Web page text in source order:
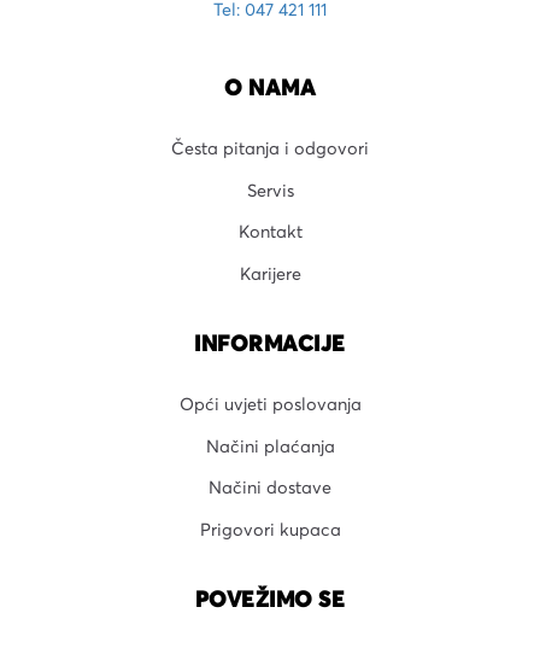
Tel: 047 421 111
O NAMA
Česta pitanja i odgovori
Servis
Kontakt
Karijere
INFORMACIJE
Opći uvjeti poslovanja
Načini plaćanja
Načini dostave
Prigovori kupaca
POVEŽIMO SE